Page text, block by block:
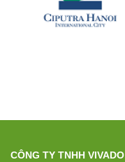
CÔNG TY TNHH VIVADO